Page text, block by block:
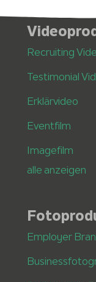
Recruiting
Testimonial
Erklärvideo
Eventfilm
Imagefilm
alle anzeigen
Employer